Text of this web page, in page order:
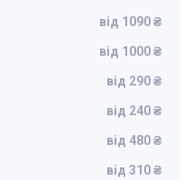
від 1090 ₴
від 1000 ₴
від 290 ₴
від 240 ₴
від 480 ₴
від 310 ₴